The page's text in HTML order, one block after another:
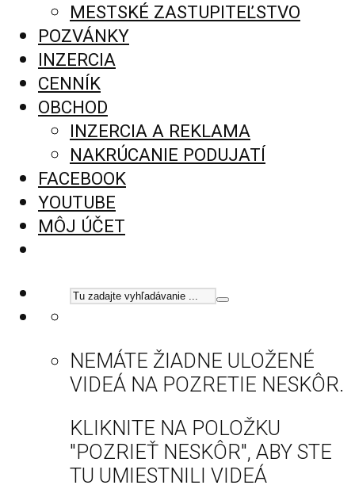
MESTSKÉ ZASTUPITEĽSTVO
POZVÁNKY
INZERCIA
CENNÍK
OBCHOD
INZERCIA A REKLAMA
NAKRÚCANIE PODUJATÍ
FACEBOOK
YOUTUBE
MÔJ ÚČET
NEMÁTE ŽIADNE ULOŽENÉ
VIDEÁ NA POZRETIE NESKÔR.
KLIKNITE NA POLOŽKU
"POZRIEŤ NESKÔR", ABY STE
TU UMIESTNILI VIDEÁ